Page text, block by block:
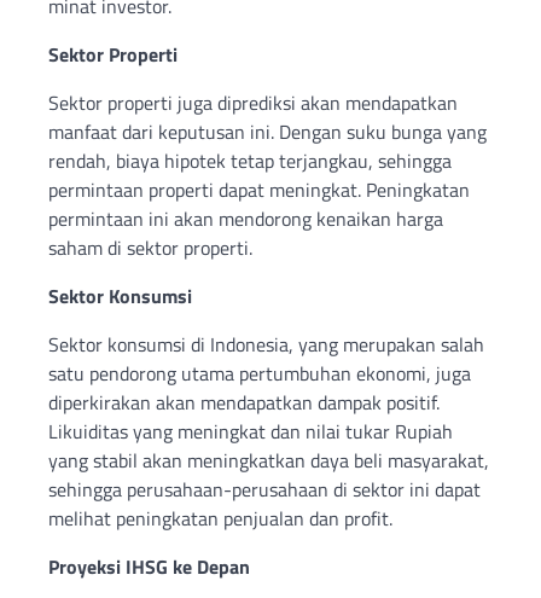
Sektor Properti
Sektor properti juga diprediksi akan mendapatkan
manfaat dari keputusan ini. Dengan suku bunga yang
rendah, biaya hipotek tetap terjangkau, sehingga
permintaan properti dapat meningkat. Peningkatan
permintaan ini akan mendorong kenaikan harga
saham di sektor properti.
Sektor Konsumsi
Sektor konsumsi di Indonesia, yang merupakan salah
satu pendorong utama pertumbuhan ekonomi, juga
diperkirakan akan mendapatkan dampak positif.
Likuiditas yang meningkat dan nilai tukar Rupiah
yang stabil akan meningkatkan daya beli masyarakat,
sehingga perusahaan-perusahaan di sektor ini dapat
melihat peningkatan penjualan dan profit.
Proyeksi IHSG ke Depan